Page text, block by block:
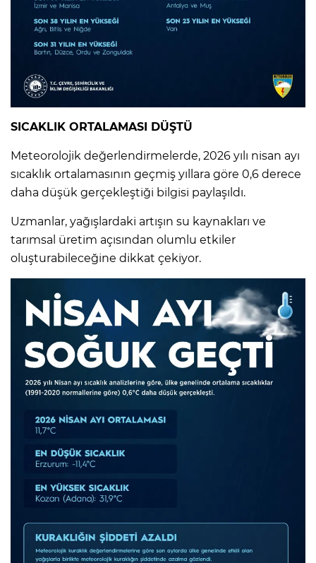
SICAKLIK ORTALAMASI DÜŞTÜ
Meteorolojik değerlendirmelerde, 2026 yılı nisan ayı
sıcaklık ortalamasının geçmiş yıllara göre 0,6 derece
daha düşük gerçekleştiği bilgisi paylaşıldı.
Uzmanlar, yağışlardaki artışın su kaynakları ve
tarımsal üretim açısından olumlu etkiler
oluşturabileceğine dikkat çekiyor.